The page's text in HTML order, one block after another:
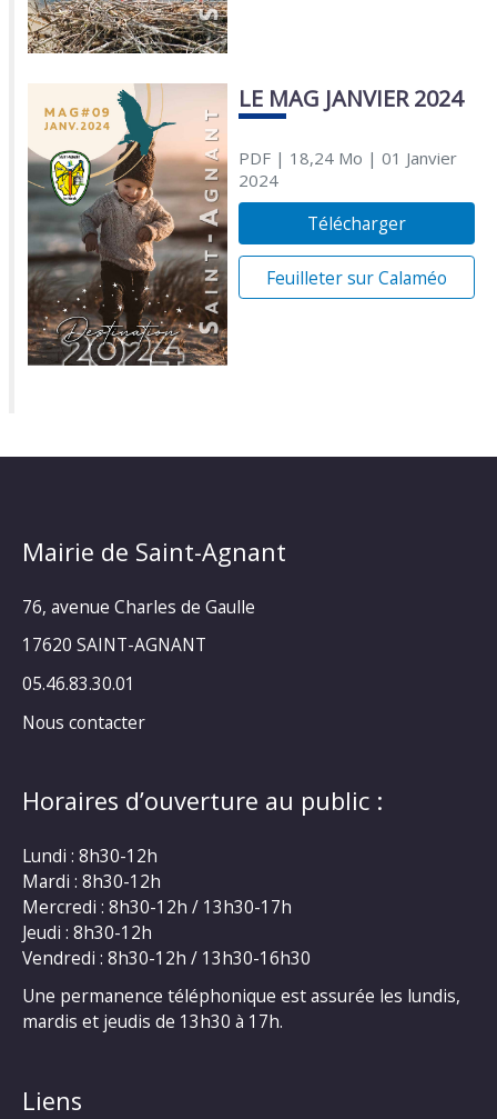
LE MAG JANVIER 2024
PDF| 18,24 Mo | 01 Janvier
2024
Télécharger
Feuilleter sur Calaméo
Mairie de Saint-Agnant
76, avenue Charles de Gaulle
17620 SAINT-AGNANT
05.46.83.30.01
Nous contacter
Horaires d’ouverture au public :
Lundi : 8h30-12h
Mardi : 8h30-12h
Mercredi : 8h30-12h / 13h30-17h
Jeudi : 8h30-12h
Vendredi : 8h30-12h / 13h30-16h30
Une permanence téléphonique est assurée les lundis,
mardis et jeudis de 13h30 à 17h.
Liens